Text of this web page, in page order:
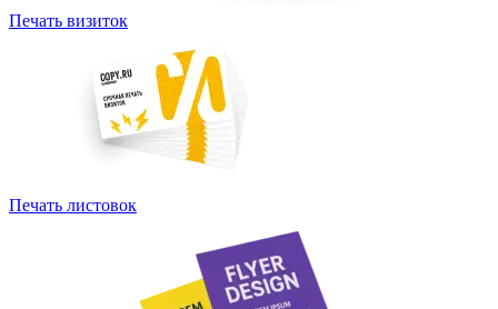
Печать визиток
Печать листовок